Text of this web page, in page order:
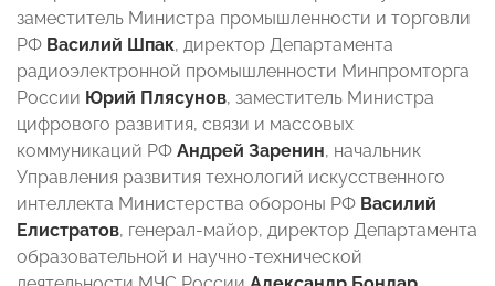
заместитель Министра промышленности и торговли
РФ Василий Шпак, директор Департамента
радиоэлектронной промышленности Минпромторга
России Юрий Плясунов, заместитель Министра
цифрового развития, связи и массовых
коммуникаций РФ Андрей Заренин, начальник
Управления развития технологий искусственного
интеллекта Министерства обороны РФ Василий
Елистратов, генерал-майор, директор Департамента
образовательной и научно-технической